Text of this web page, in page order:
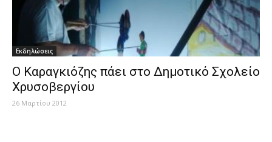
Εκδηλώσεις
Ο Καραγκιόζης πάει στο Δημοτικό Σχολείο
Χρυσοβεργίου
26 Μαρτίου 2012